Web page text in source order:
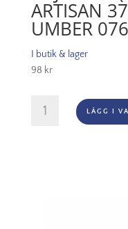
ARTISAN
UMBER 076
I butik & lager
98 kr
(vattenlöslig)
LÄGG I